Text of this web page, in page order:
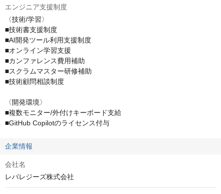
エンジニア支援制度
〈技術/学習〉
■技術書支援制度
■AI開発ツール利用支援制度
■オンライン学習支援
■カンファレンス費用補助
■スクラムマスター研修補助
■技術顧問相談制度
〈開発環境〉
■複数モニター/外付けキーボード支給
■GitHub Copilotのライセンス付与
企業情報
会社名
レバレジーズ株式会社